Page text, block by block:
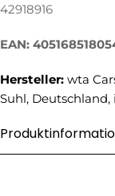
Name
Ihre
Mail
42918916
EAN:
Hersteller: wta
Suhl,